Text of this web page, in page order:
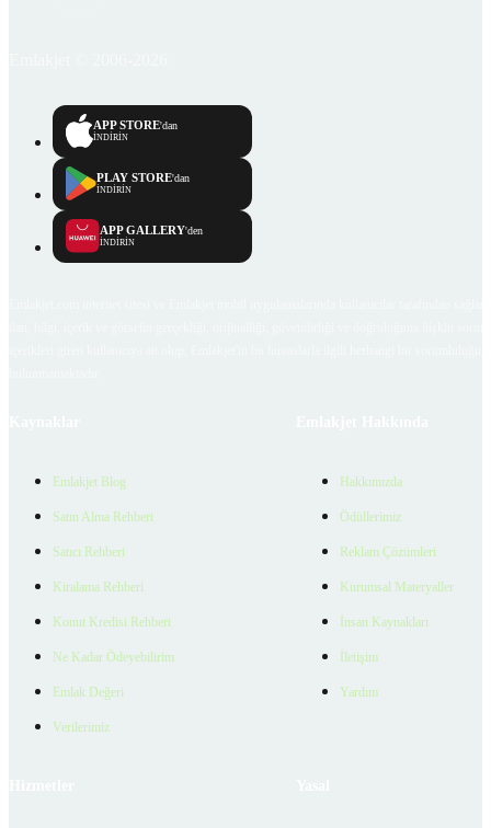
APP STORE'dan
İNDİRİN
PLAY STORE'dan
İNDİRİN
APP GALLERY'den
İNDİRİN
Emlakjet Blog
Satın Alma Rehberi
Satıcı Rehberi
Kiralama Rehberi
Konut Kredisi Rehberi
Ne Kadar Ödeyebilirim
Emlak Değeri
Verilerimiz
Hakkımızda
Ödüllerimiz
Reklam Çözümleri
Kurumsal Materyaller
İnsan Kaynakları
İletişim
Yardım